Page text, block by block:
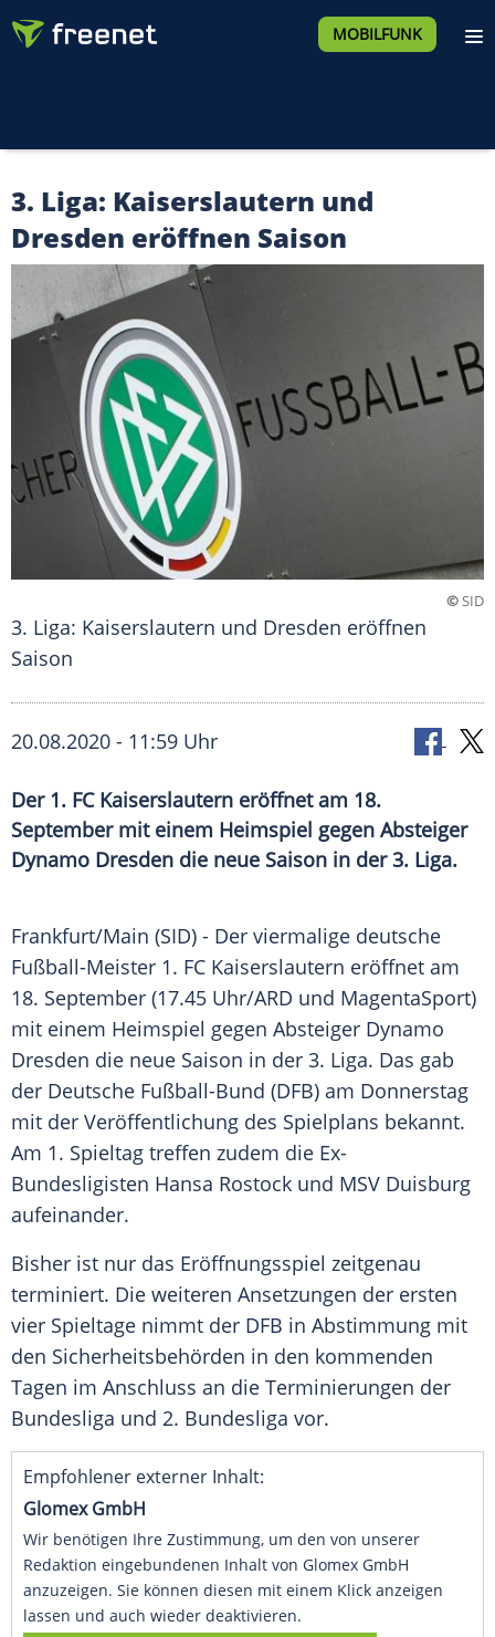
MOBILFUNK
3. Liga: Kaiserslautern und
Dresden eröffnen Saison
©SID
3. Liga: Kaiserslautern und Dresden eröffnen
Saison
20.08.2020 - 11:59 Uhr
Der 1. FC Kaiserslautern eröffnet am 18.
September mit einem Heimspiel gegen Absteiger
Dynamo Dresden die neue Saison in der 3. Liga.
Frankfurt/Main (SID) - Der viermalige deutsche
Fußball-Meister 1. FC Kaiserslautern eröffnet am
18. September (17.45 Uhr/ARD und MagentaSport)
mit einem Heimspiel gegen Absteiger Dynamo
Dresden die neue Saison in der 3. Liga. Das gab
der Deutsche Fußball-Bund (DFB) am Donnerstag
mit der Veröffentlichung des Spielplans bekannt.
Am 1. Spieltag treffen zudem die Ex-
Bundesligisten Hansa Rostock und MSV Duisburg
aufeinander.
Bisher ist nur das Eröffnungsspiel zeitgenau
terminiert. Die weiteren Ansetzungen der ersten
vier Spieltage nimmt der DFB in Abstimmung mit
den Sicherheitsbehörden in den kommenden
Tagen im Anschluss an die Terminierungen der
Bundesliga und 2. Bundesliga vor.
Empfohlener externer Inhalt:
Glomex GmbH
Wir benötigen Ihre Zustimmung, um den von unserer
Redaktion eingebundenen Inhalt von Glomex GmbH
anzuzeigen. Sie können diesen mit einem Klick anzeigen
lassen und auch wieder deaktivieren.